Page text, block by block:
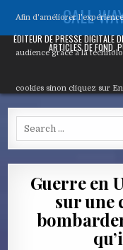
content
CALL
ÉDITEUR DE PRESSE DIGITALE
ARTICLES DE FOND,
Guerre en
sur une
Afin d'améliorer
audience grâce à la
cookies sinon cliquez sur